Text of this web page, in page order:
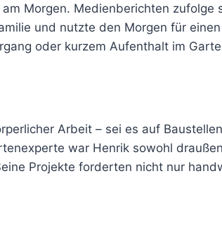
Morgen. Medienberichten zufolge
und nutzte den Morgen für
oder kurzem Aufenthalt im
Arbeit – sei es auf
war Henrik sowohl
Projekte forderten nicht nur